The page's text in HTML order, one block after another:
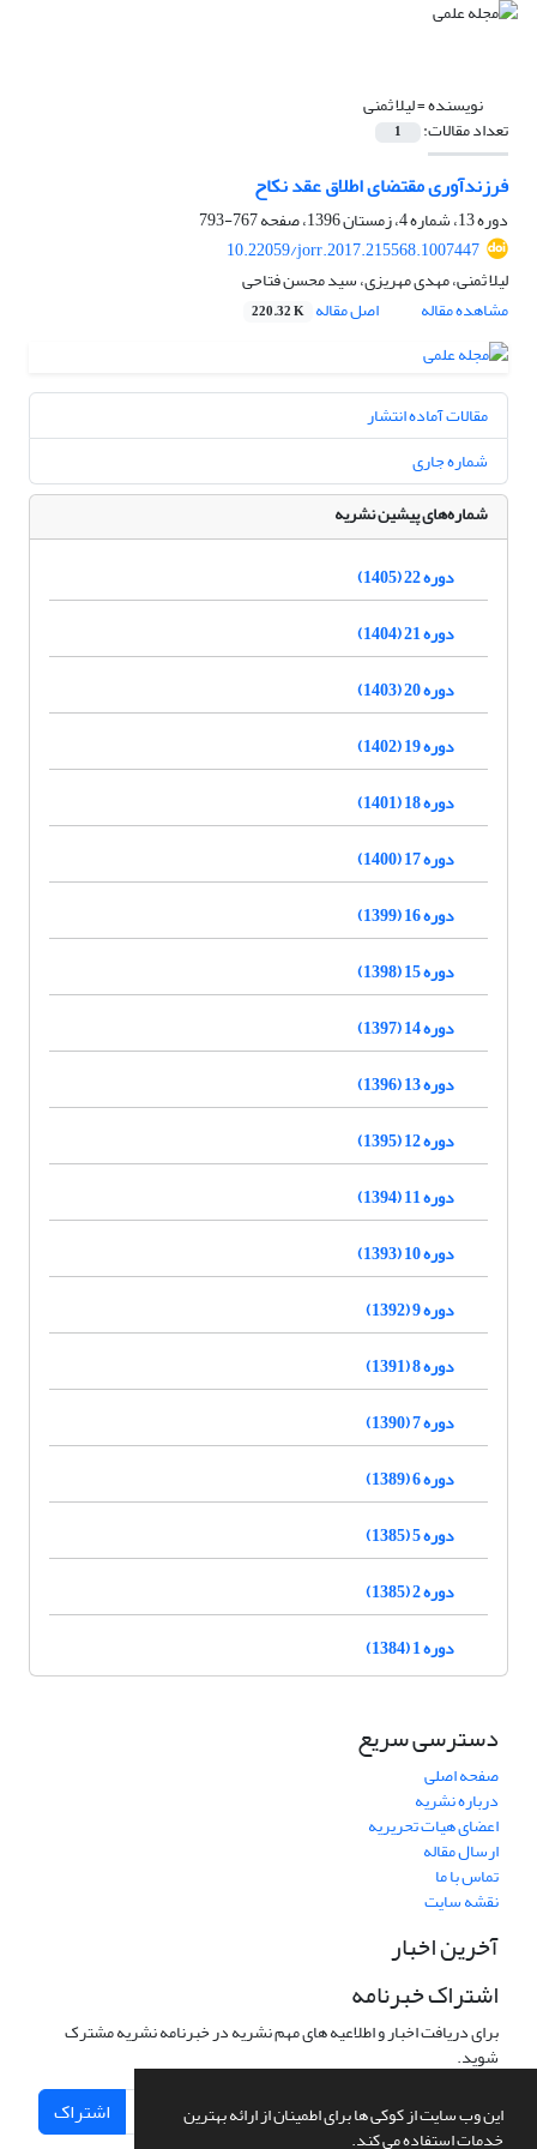
این وب سایت از کوکی ها برای اطمینان از ارائه بهترین
خدمات استفاده می کند.
نویسنده =لیلا ثمنی
تعداد مقالات: 1
فرزندآوری مقتضای اطلاق عقد نکاح
دوره 13، شماره 4، زمستان 1396، صفحه
767-793
10.22059/jorr.2017.215568.1007447
لیلا ثمنی، مهدی مهریزی، سید محسن فتاحی
مشاهده مقاله
اصل مقاله 220.32 K
مقالات آماده انتشار
شماره جاری
شماره‌های پیشین نشریه
دوره 22 (1405)
دوره 21 (1404)
دوره 20 (1403)
دوره 19 (1402)
دوره 18 (1401)
دوره 17 (1400)
دوره 16 (1399)
دوره 15 (1398)
دوره 14 (1397)
دوره 13 (1396)
دوره 12 (1395)
دوره 11 (1394)
دوره 10 (1393)
دوره 9 (1392)
دوره 8 (1391)
دوره 7 (1390)
دوره 6 (1389)
دوره 5 (1385)
دوره 2 (1385)
دوره 1 (1384)
دسترسی سریع
صفحه اصلی
درباره نشریه
اعضای هیات تحریریه
ارسال مقاله
تماس با ما
نقشه سایت
آخرین اخبار
اشتراک خبرنامه
برای دریافت اخبار و اطلاعیه های مهم نشریه در خبرنامه نشریه مشترک
شوید.
اشتراک